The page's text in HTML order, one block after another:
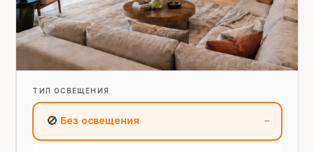
ТИП ОСВЕЩЕНИЯ
🚫 Без освещения —